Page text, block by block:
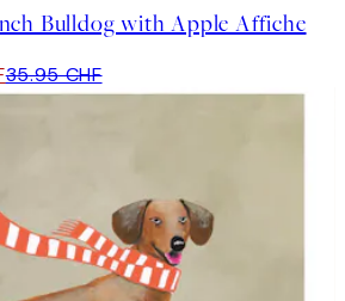
Bulldog with Apple Affiche
35.95 CHF